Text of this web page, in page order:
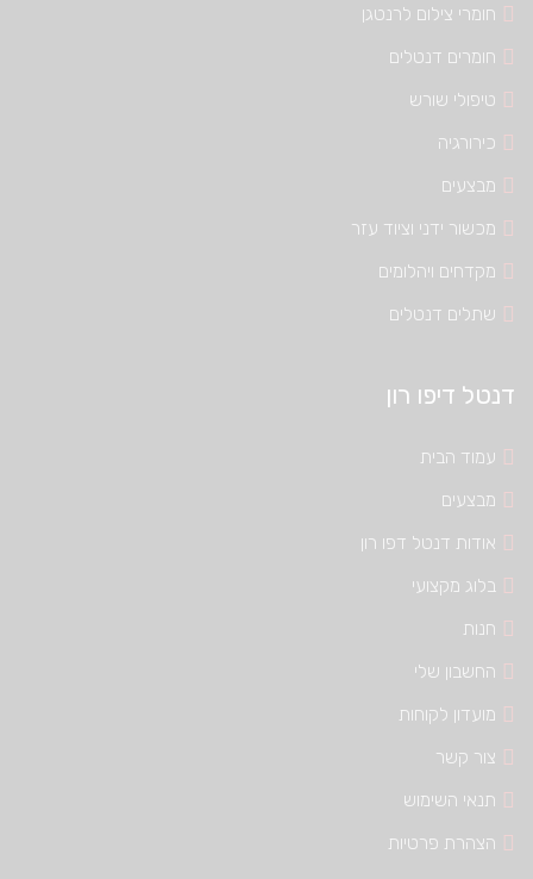
חומרי צילום לרנטגן
חומרים דנטלים
טיפולי שורש
כירורגיה
מבצעים
מכשור ידני וציוד עזר
מקדחים ויהלומים
שתלים דנטלים
דנטל דיפו רון
עמוד הבית
מבצעים
אודות דנטל דפו רון
בלוג מקצועי
חנות
החשבון שלי
מועדון לקוחות
צור קשר
תנאי השימוש
הצהרת פרטיות